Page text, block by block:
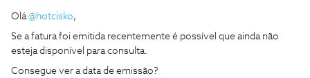
Olá@hotcisko,
Se a fatura foi emitida recentemente é possível que ainda não
esteja disponível para consulta.
Consegue ver a data de emissão?